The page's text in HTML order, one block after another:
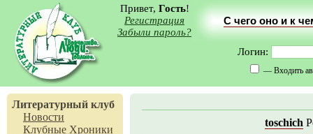
Привет, Гость!
Регистрация
Забыли пароль?
С чего оно и к
Логин:
— Входить
Литературный клуб
Новости
Клубные Хроники
toschich